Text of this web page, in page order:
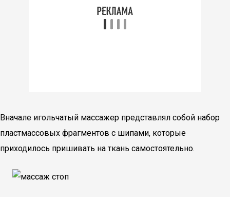
Вначале игольчатый массажер представлял собой набор
пластмассовых фрагментов с шипами, которые
приходилось пришивать на ткань самостоятельно.